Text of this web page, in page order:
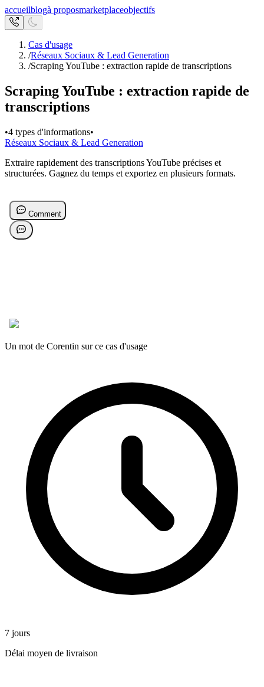
accueilblogà proposmarketplaceobjectifs
Cas d'usage
/Réseaux Sociaux & Lead Generation
/Scraping YouTube : extraction rapide de transcriptions
Scraping YouTube : extraction rapide de
transcriptions
•4 types d'informations•
Réseaux Sociaux & Lead Generation
Extraire rapidement des transcriptions YouTube précises et
structurées. Gagnez du temps et exportez en plusieurs formats.
Un mot de Corentin sur ce cas d'usage
7 jours
Délai moyen de livraison